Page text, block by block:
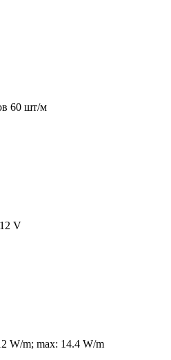
60 шт/м
12 V
W/m; max: 14.4 W/m